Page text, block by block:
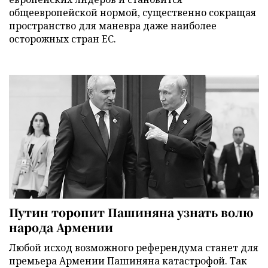
общеевропейской нормой, существенно сокращая
пространство для маневра даже наиболее
осторожных стран ЕС.
Путин торопит Пашиняна узнать волю
народа Армении
Любой исход возможного референдума станет для
премьера Армении Пашиняна катастрофой. Так